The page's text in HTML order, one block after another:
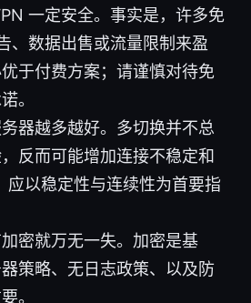
一定安全。事实是，许多免
、数据出售或流量限制来盈
于付费方案；请谨慎对待免
。
器越多越好。多切换并不总
反而可能增加连接不稳定和
应以稳定性与连续性为首要指
密就万无一失。加密是基
策略、无日志政策、以及防
。